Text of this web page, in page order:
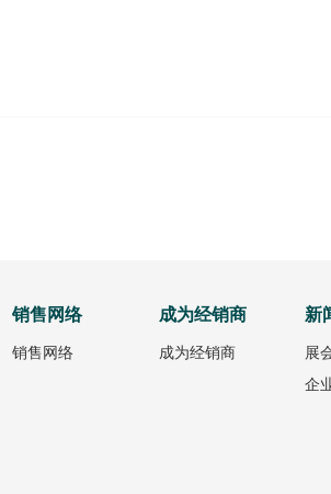
销售网络
销售网络
成为经销商
成为经销商
新
展
企